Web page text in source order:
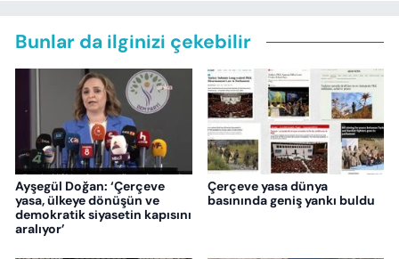
Bunlar da ilginizi çekebilir
Ayşegül Doğan: ‘Çerçeve
yasa, ülkeye dönüşün ve
demokratik siyasetin kapısını
aralıyor’
Çerçeve yasa dünya
basınında geniş yankı buldu